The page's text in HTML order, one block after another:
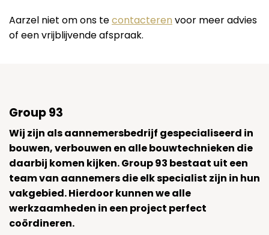
Aarzel niet om ons tecontacteren voor meer advies
of een vrijblijvende afspraak.
Group 93
Wij zijn als aannemersbedrijf gespecialiseerd in
bouwen, verbouwen en alle bouwtechnieken die
daarbij komen kijken. Group 93 bestaat uit een
team van aannemers die elk specialist zijn in hun
vakgebied. Hierdoor kunnen we alle
werkzaamheden in een project perfect
coördineren.